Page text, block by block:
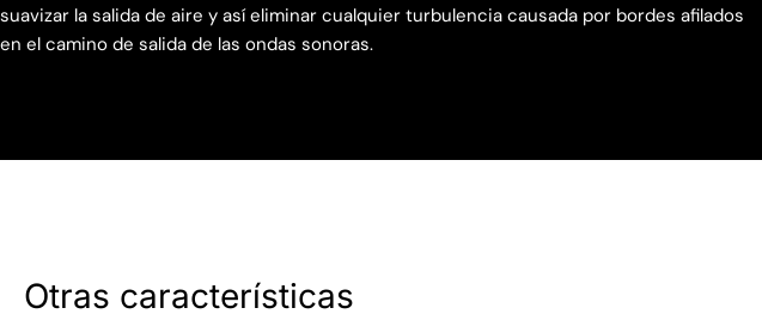
suavizar la salida de aire y así eliminar cualquier turbulencia causada por bordes afilados
en el camino de salida de las ondas sonoras.
Otras características